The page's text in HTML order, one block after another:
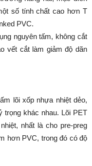
số tính chất cao hơn T
PVC.
nguyên tấm, không cắt
vết cắt làm giảm độ dãn
lõi xốp nhựa nhiệt dẻo,
trọng khác nhau. Lõi PET
nhất là cho pre-preg
hơn PVC, trong đó có độ